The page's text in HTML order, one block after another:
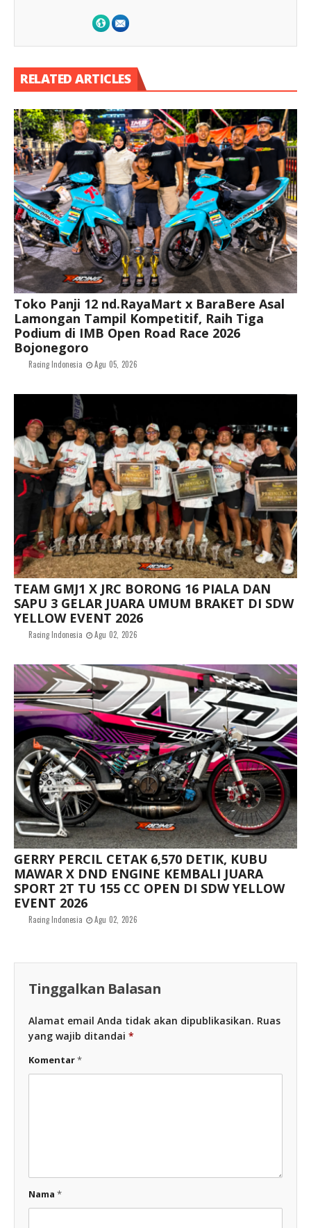
RELATED ARTICLES
Toko Panji 12 nd.RayaMart x BaraBere Asal
Lamongan Tampil Kompetitif, Raih Tiga
Podium di IMB Open Road Race 2026
Bojonegoro
Racing Indonesia Agu 05, 2026
TEAM GMJ1 X JRC BORONG 16 PIALA DAN
SAPU 3 GELAR JUARA UMUM BRAKET DI SDW
YELLOW EVENT 2026
Racing Indonesia Agu 02, 2026
GERRY PERCIL CETAK 6,570 DETIK, KUBU
MAWAR X DND ENGINE KEMBALI JUARA
SPORT 2T TU 155 CC OPEN DI SDW YELLOW
EVENT 2026
Racing Indonesia Agu 02, 2026
Tinggalkan Balasan
Alamat email Anda tidak akan dipublikasikan. Ruas
yang wajib ditandai *
Komentar*
Nama *